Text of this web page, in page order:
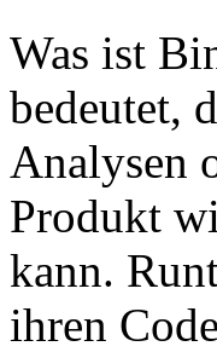
Was ist
bedeutet,
Analysen
Produkt
kann.
ihren